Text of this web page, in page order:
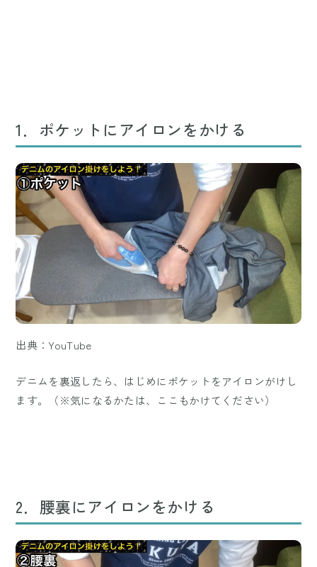
1．ポケットにアイロンをかける
出典：YouTube
デニムを裏返したら、はじめにポケットをアイロンがけし
ます。（※気になるかたは、ここもかけてください）
2．腰裏にアイロンをかける